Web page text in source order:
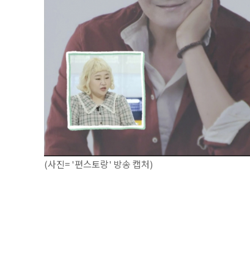
(사진= '편스토랑' 방송 캡처)